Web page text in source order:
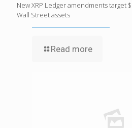
New XRP Ledger amendments target
Wall Street assets
Read more